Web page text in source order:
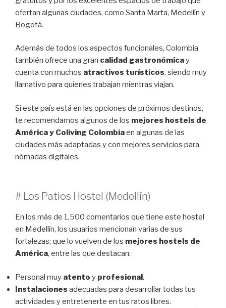
ofertan algunas ciudades, como Santa Marta, Medellín y
Bogotá.
Además de todos los aspectos funcionales, Colombia
también ofrece una gran calidad gastronómicay
cuenta con muchos atractivos turísticos, siendo muy
llamativo para quienes trabajan mientras viajan.
Si este país está en las opciones de próximos destinos,
te recomendamos algunos de los mejores hostels de
América y Coliving Colombiaen algunas de las
ciudades más adaptadas y con mejores servicios para
nómadas digitales.
# Los Patios Hostel (Medellín)
En los más de 1,500 comentarios que tiene este hostel
en Medellín, los usuarios mencionan varias de sus
fortalezas; que lo vuelven de los mejores hostels de
América, entre las que destacan:
Personal muy atento y profesional.
Instalaciones adecuadas para desarrollar todas tus
actividades y entretenerte en tus ratos libres.